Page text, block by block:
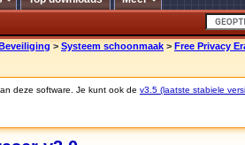
> Systeem schoonmaak > Free Privacy
deze software. Je kunt ook de v3.5 (laatste stabiele